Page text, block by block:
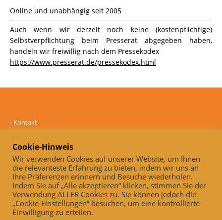
Online und unabhängig seit 2005
Auch wenn wir derzeit noch keine (kostenpflichtige)
Selbstverpflichtung beim Presserat abgegeben haben,
handeln wir freiwillig nach dem Pressekodex
https://www.presserat.de/pressekodex.html
- Kontakt
Datenschutz
-Impressum
Online und unabhängig seit 2005
Auch, wenn wir derzeit noch keine (kostenpflichtige)
Selbstverpflichtung beim Presserat abgegeben haben, handeln wir
freiwillig nach dem Pressekodex
Cookie-Hinweis
Wir verwenden Cookies auf unserer Website, um Ihnen
die relevanteste Erfahrung zu bieten, indem wir uns an
Ihre Präferenzen erinnern und Besuche wiederholen.
Indem Sie auf „Alle akzeptieren“ klicken, stimmen Sie der
Verwendung ALLER Cookies zu. Sie können jedoch die
„Cookie-Einstellungen“ besuchen, um eine kontrollierte
Einwilligung zu erteilen.